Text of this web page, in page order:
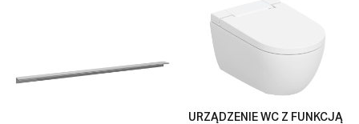
URZĄDZENIE WC Z FUNKCJĄ